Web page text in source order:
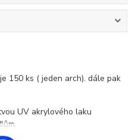
150 ks ( jeden arch). dále pak
UV akrylového laku